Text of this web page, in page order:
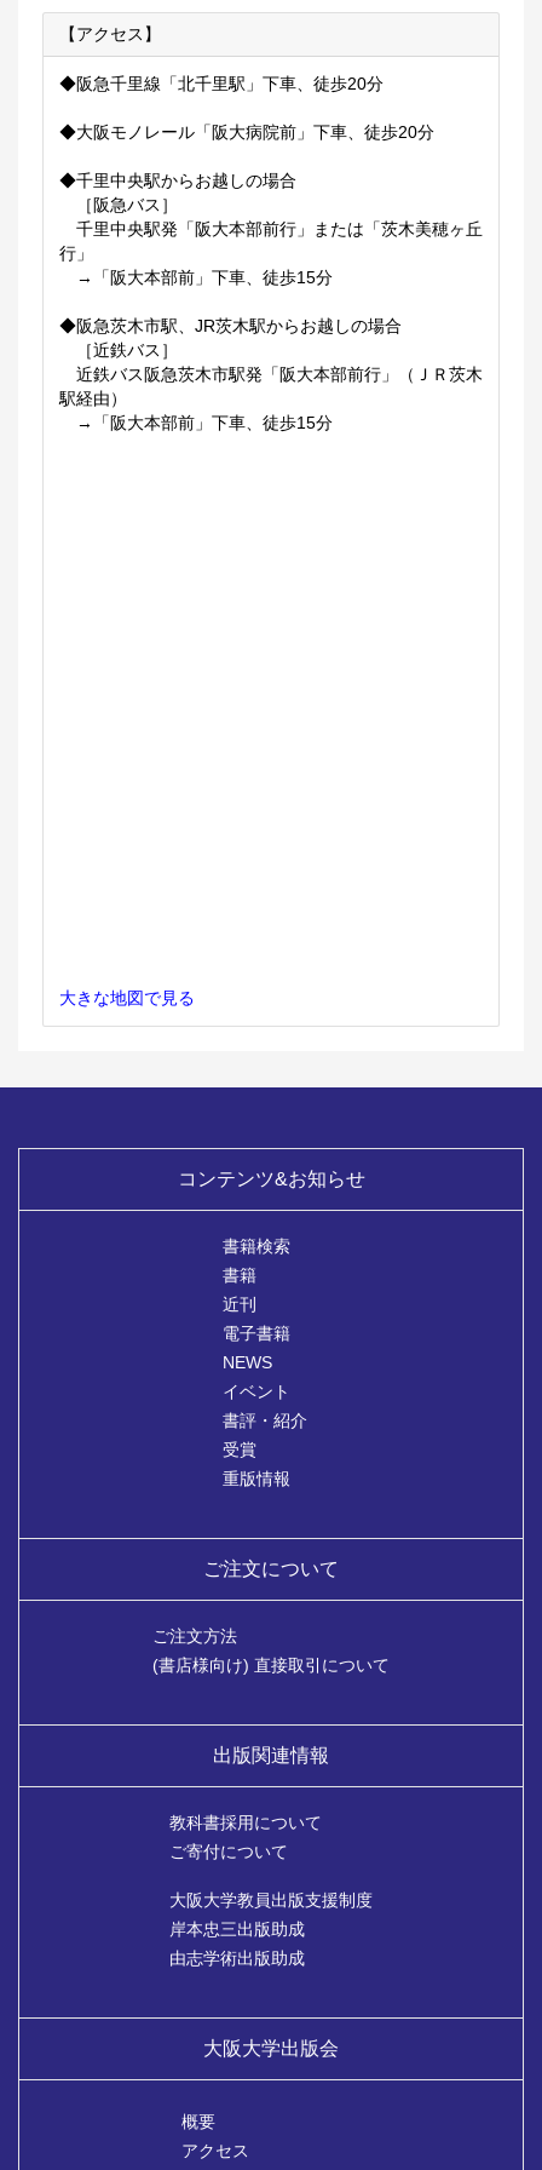
【アクセス】
◆阪急千里線「北千里駅」下車、徒歩20分
◆大阪モノレール「阪大病院前」下車、徒歩20分
◆千里中央駅からお越しの場合
［阪急バス］
千里中央駅発「阪大本部前行」または「茨木美穂ヶ丘
行」
→「阪大本部前」下車、徒歩15分
◆阪急茨木市駅、JR茨木駅からお越しの場合
［近鉄バス］
近鉄バス阪急茨木市駅発「阪大本部前行」（ＪＲ茨木
駅経由）
→「阪大本部前」下車、徒歩15分
大きな地図で見る
コンテンツ&お知らせ
書籍検索
書籍
近刊
電子書籍
NEWS
イベント
書評・紹介
受賞
重版情報
ご注文について
ご注文方法
(書店様向け) 直接取引について
出版関連情報
教科書採用について
ご寄付について
大阪大学教員出版支援制度
岸本忠三出版助成
由志学術出版助成
大阪大学出版会
概要
アクセス